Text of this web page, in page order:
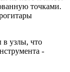
точками.
в узлы, что
-